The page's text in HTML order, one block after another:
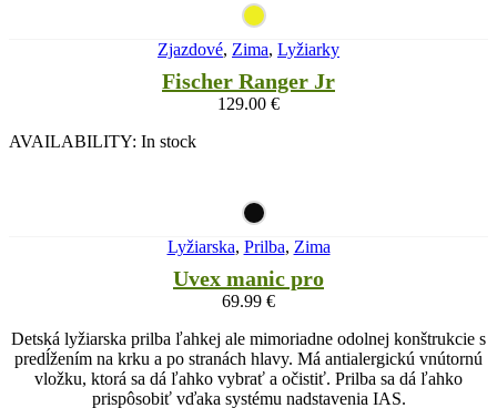
Zjazdové, Zima, Lyžiarky
Fischer Ranger Jr
129.00 €
AVAILABILITY: In stock
Lyžiarska, Prilba, Zima
Uvex manic pro
69.99 €
Detská lyžiarska prilba ľahkej ale mimoriadne odolnej konštrukcie s
predĺžením na krku a po stranách hlavy. Má antialergickú vnútornú
vložku, ktorá sa dá ľahko vybrať a očistiť. Prilba sa dá ľahko
prispôsobiť vďaka systému nadstavenia IAS.